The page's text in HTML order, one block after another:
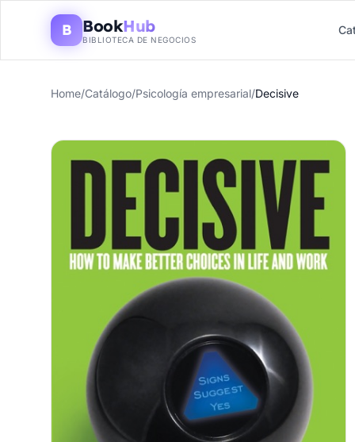
B BookHub
BIBLIOTECA DE NEGOCIOS
Home/Catálogo/Psicología empresarial/Decisive